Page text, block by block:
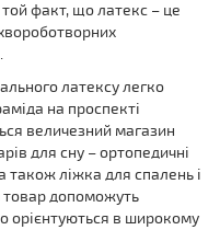
факт, що латекс – це
латексулегко
на проспекті
величезний магазин
для сну – ортопедичні
ліжка для спалень і
товар допоможуть
орієнтуються в широкому